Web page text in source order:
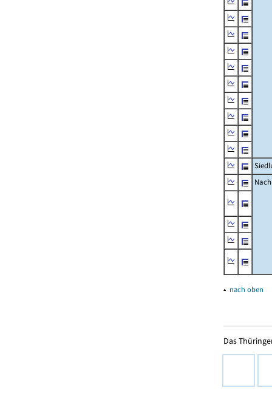
▴ nach oben
Das